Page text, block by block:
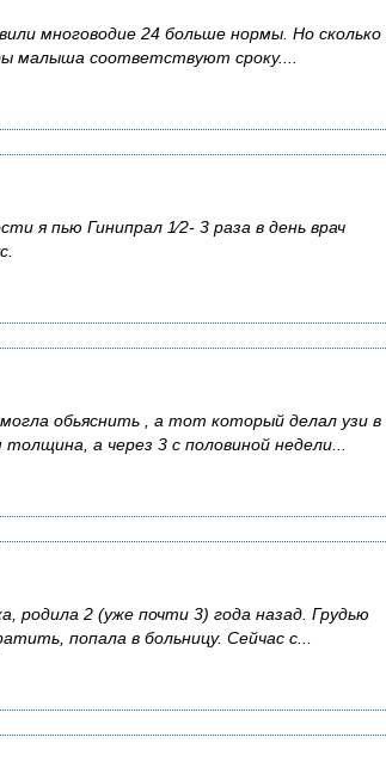
многоводие 24 больше нормы. Но сколько
малыша соответствуют сроку....
я пью Гинипрал 1⁄2- 3 раза в день врач
обьяснить , а тот который делал узи в
а через 3 с половиной недели...
родила 2 (уже почти 3) года назад. Грудью
попала в больницу. Сейчас с...